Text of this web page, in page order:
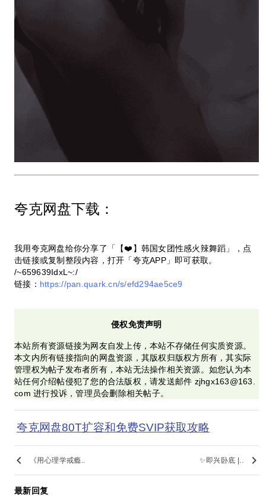
夸克网盘下载：
我用夸克网盘给你分享了「【❤️】韩国女团性感火辣舞蹈」，点
击链接或复制整段内容，打开「夸克APP」即可获取。
/~659639IdxL~:/
链接： https://pan.quark.cn/s/efd294ae5ce9
侵权免责声明
本站所有资源链接为网友自发上传，本站不存储任何实质资源。
本文内所有链接指向的网盘资源，其版权归版权方所有，其实际
管理权为帖子发布者所有，本站无法操作相关资源。如您认为本
站任何介绍帖侵犯了您的合法版权，请发送邮件 zjhgx163@163.
com 进行投诉，管理员会删除相关帖子。
夸克网盘80T扩容和免费SVIP获取攻略
keyboard_arrow_left 《用心理学戒瘾.. ✨即兴卧底 |.. keyboard_arrow_right
最新回复